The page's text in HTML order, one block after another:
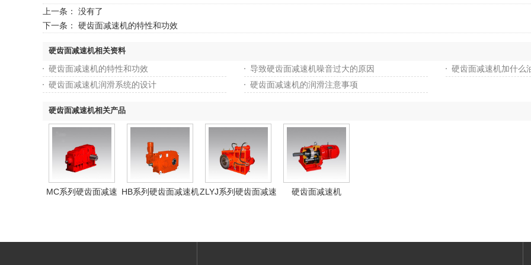
上一条： 没有了
下一条： 硬齿面减速机的特性和功效
硬齿面减速机相关资料
硬齿面减速机的特性和功效 导致硬齿面减速机噪音过大的原因
硬齿面减速机加什么
硬齿面减速机润滑系统的设计
硬齿面减速机的润滑注意事项
硬齿面减速机相关产品
MC系列硬齿面减速 HB系列硬齿面减速机ZLYJ系列硬齿面减速
硬齿面减速机